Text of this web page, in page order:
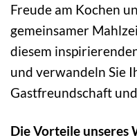
Freude am Kochen
gemeinsamer
diesem
und verwandeln Sie
Gastfreundschaft
Die Vorteile unseres